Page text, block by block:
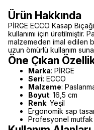
Ürün Hakkında
PİRGE ECCO Kasap
kullanımı için üretilmiştir.
malzemeden imal edilen
uzun ömürlü kullanım
Öne Çıkan
Marka: PİRGE
Seri: ECCO
Malzeme:
Boyut: 16,5 cm
Renk: Yeşil
Ergonomik sap
Profesyonel mutfak